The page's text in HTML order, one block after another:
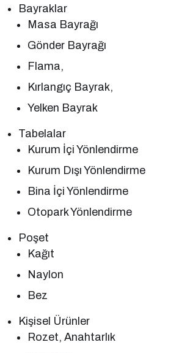
Bayraklar
Masa Bayrağı
Gönder Bayrağı
Flama,
Kırlangıç Bayrak,
Yelken Bayrak
Tabelalar
Kurum İçi Yönlendirme
Kurum Dışı Yönlendirme
Bina İçi Yönlendirme
Otopark Yönlendirme
Poşet
Kağıt
Naylon
Bez
Kişisel Ürünler
Rozet, Anahtarlık